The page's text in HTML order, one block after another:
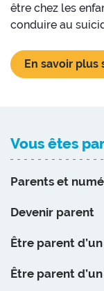
être chez les
conduire au
En savoir plus
Vous êtes
Parents et
Devenir parent
Être parent
Être parent